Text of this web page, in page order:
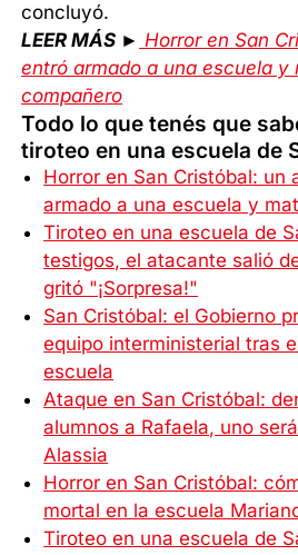
concluyó.
LEER MÁS ► Horror en San
entró armado a una escuela y
compañero
Todo lo que tenés que
tiroteo en una escuela de
Horror en San Cristóbal: un
armado a una escuela y
Tiroteo en una escuela de
testigos, el atacante salió
gritó "¡Sorpresa!"
San Cristóbal: el Gobierno
equipo interministerial tras
escuela
Ataque en San Cristóbal:
alumnos a Rafaela, uno
Alassia
Horror en San Cristóbal:
mortal en la escuela
Tiroteo en una escuela de